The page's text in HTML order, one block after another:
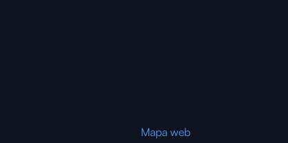
Mapa web